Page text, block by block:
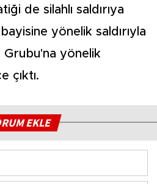
de silahlı saldırıya
yönelik saldırıyla
yönelik
çıktı.
EKLE